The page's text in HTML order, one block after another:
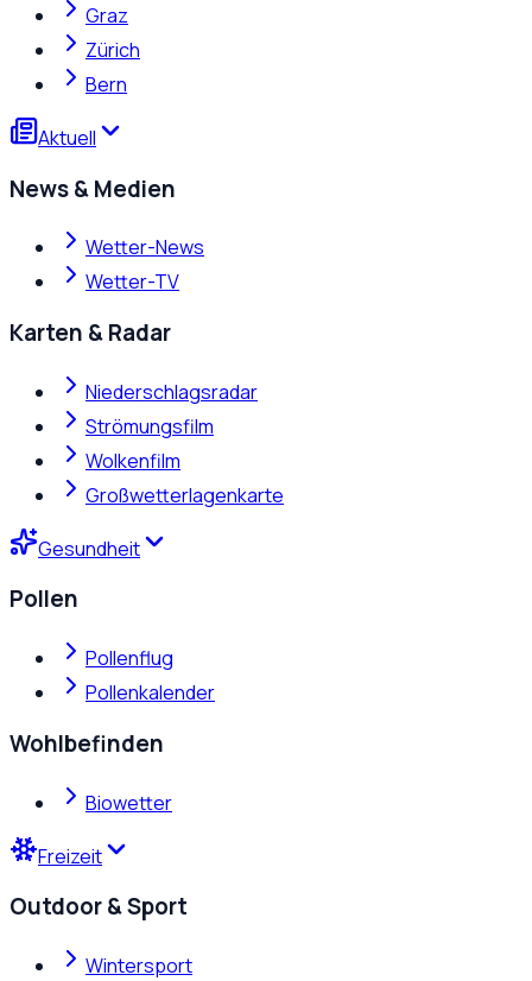
Graz
Zürich
Bern
Aktuell
News & Medien
Wetter-News
Wetter-TV
Karten & Radar
Niederschlagsradar
Strömungsfilm
Wolkenfilm
Großwetterlagenkarte
Gesundheit
Pollen
Pollenflug
Pollenkalender
Wohlbefinden
Biowetter
Freizeit
Outdoor & Sport
Wintersport